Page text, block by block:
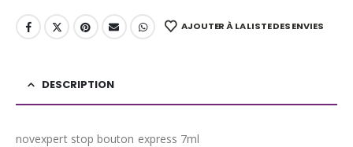
AJOUTER À LA LISTE DES ENVIES
DESCRIPTION
novexpert stop bouton express 7ml